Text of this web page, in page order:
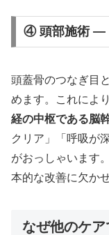
④ 頭部施術 —
頭蓋骨のつなぎ目
めます。これによ
経の中枢である脳
クリア」「呼吸が
がおっしゃいます
本的な改善に欠か
なぜ他のケ